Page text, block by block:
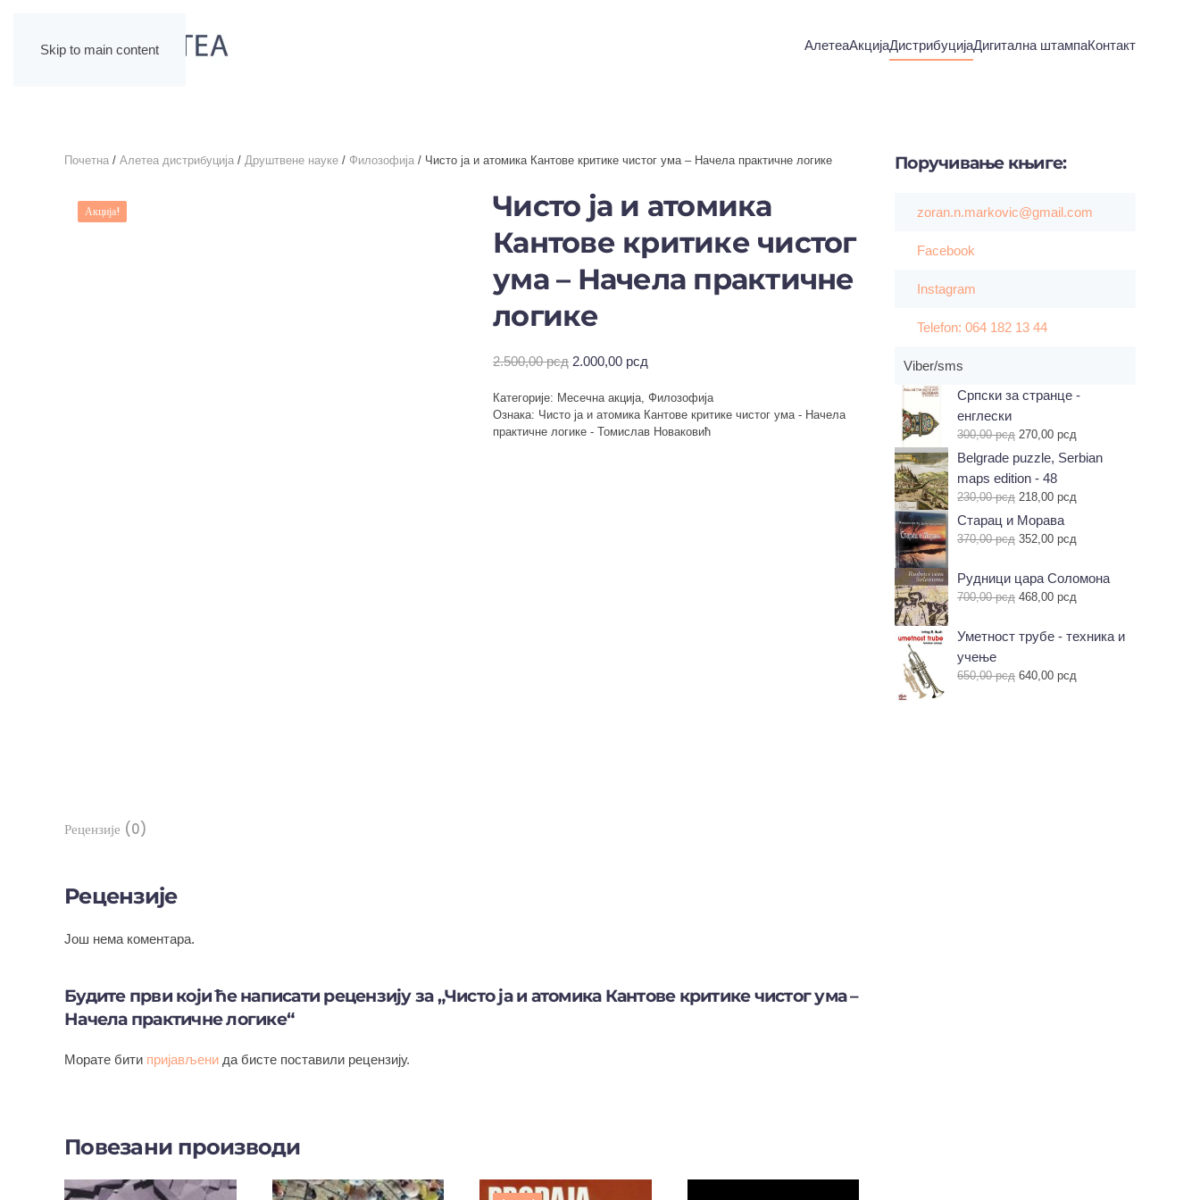
Skip to main content АлетеаАкцијаДистрибуцијаДигитална штампаКонтакт
Почетна / Алетеа дистрибуција / Друштвене науке / Филозофија / Чисто ја и атомика Кантове критике чистог ума – Начела практичне логике
Акција!
Чисто ја и атомика
Кантове критике чистог
ума – Начела практичне
логике
2.500,00рсд Оригинална
је
била:
2.500,00 рсд.
2.000,00 рсд
је:
2.000,00 рсд.
Категорије: Месечна акција, Филозофија
Ознака: Чисто ја и атомика Кантове критике чистог ума - Начела
практичне логике - Томислав Новаковић
Рецензије (0)
Рецензије
Још нема коментара.
Будите први који ће написати рецензију за „Чисто ја и атомика Кантове критике чистог ума –
Начела практичне логике“
Морате бити пријављени да бисте поставили рецензију.
Повезани производи
Поручивањекњиге:
zoran.n.markovic@gmail.com
Facebook
Instagram
Telefon: 064 182 13 44
Viber/sms
Српски за странце -
енглески
300,00рсд Оригинална
цена
била:
300,00 рсд.
270,00 рсд
цена
Belgrade puzzle, Serbian
maps edition - 48
230,00рсд Оригинална
цена
била:
218,00 рсд
218,00 рсд.
Старац и Морава
370,00рсд Оригинална
била:
370,00 рсд.
352,00 рсд
Рудници цара Соломона
700,00рсд Оригинална
била:
468,00 рсд
Уметност трубе - техника и
учење
650,00рсд Оригинална
640,00 рсд